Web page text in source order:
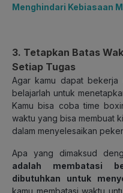
Menghindari Kebiasaan
3. Tetapkan Batas
Setiap Tugas
Agar kamu dapat bekerja
belajarlah untuk
Kamu bisa coba time
waktu yang bisa membuat
dalam menyelesaikan
Apa yang dimaksud
adalah membatasi
dibutuhkan untuk
kamu membatasi waktu